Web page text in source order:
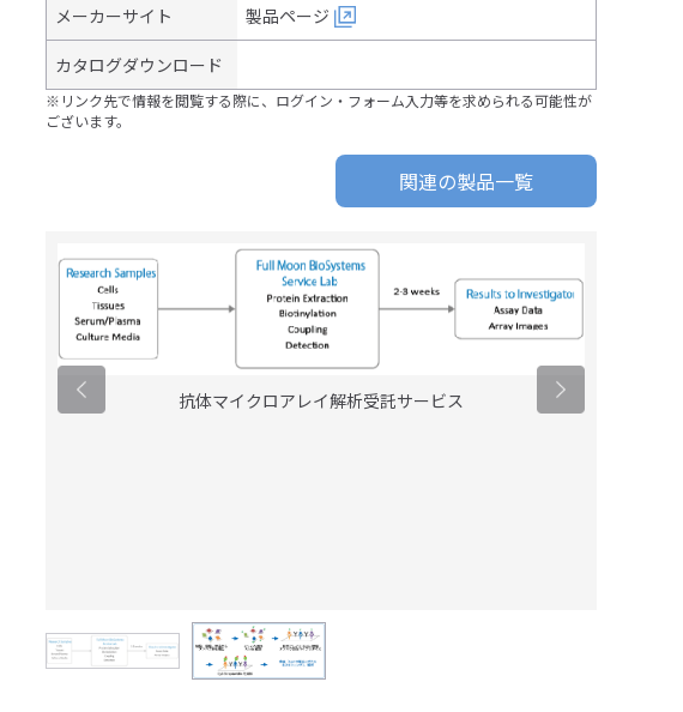
メーカーサイト 製品ページ
カタログダウンロード
※リンク先で情報を閲覧する際に、ログイン・フォーム入力等を求められる可能性が
ございます。
関連の製品一覧
抗体マイクロアレイ解析受託サービス